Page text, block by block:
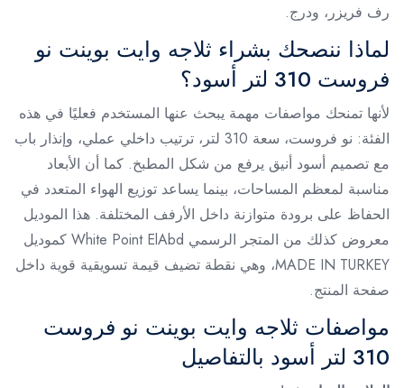
رف فريزر، ودرج.
لماذا ننصحك بشراء ثلاجه وايت بوينت نو
فروست 310 لتر أسود؟
لأنها تمنحك مواصفات مهمة يبحث عنها المستخدم فعليًا في هذه
الفئة: نو فروست، سعة 310 لتر، ترتيب داخلي عملي، وإنذار باب
مع تصميم أسود أنيق يرفع من شكل المطبخ. كما أن الأبعاد
مناسبة لمعظم المساحات، بينما يساعد توزيع الهواء المتعدد في
الحفاظ على برودة متوازنة داخل الأرفف المختلفة. هذا الموديل
معروض كذلك من المتجر الرسمي White Point ElAbd كموديل
MADE IN TURKEY، وهي نقطة تضيف قيمة تسويقية قوية داخل
صفحة المنتج.
مواصفات ثلاجه وايت بوينت نو فروست
310 لتر أسود بالتفاصيل